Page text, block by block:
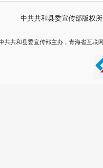
中共共和县委宣传部版权
共共和县委宣传部主办，青海省互